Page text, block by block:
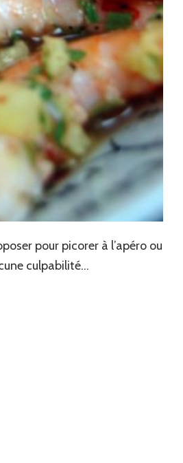
pour picorer à l’apéro ou
culpabilité…